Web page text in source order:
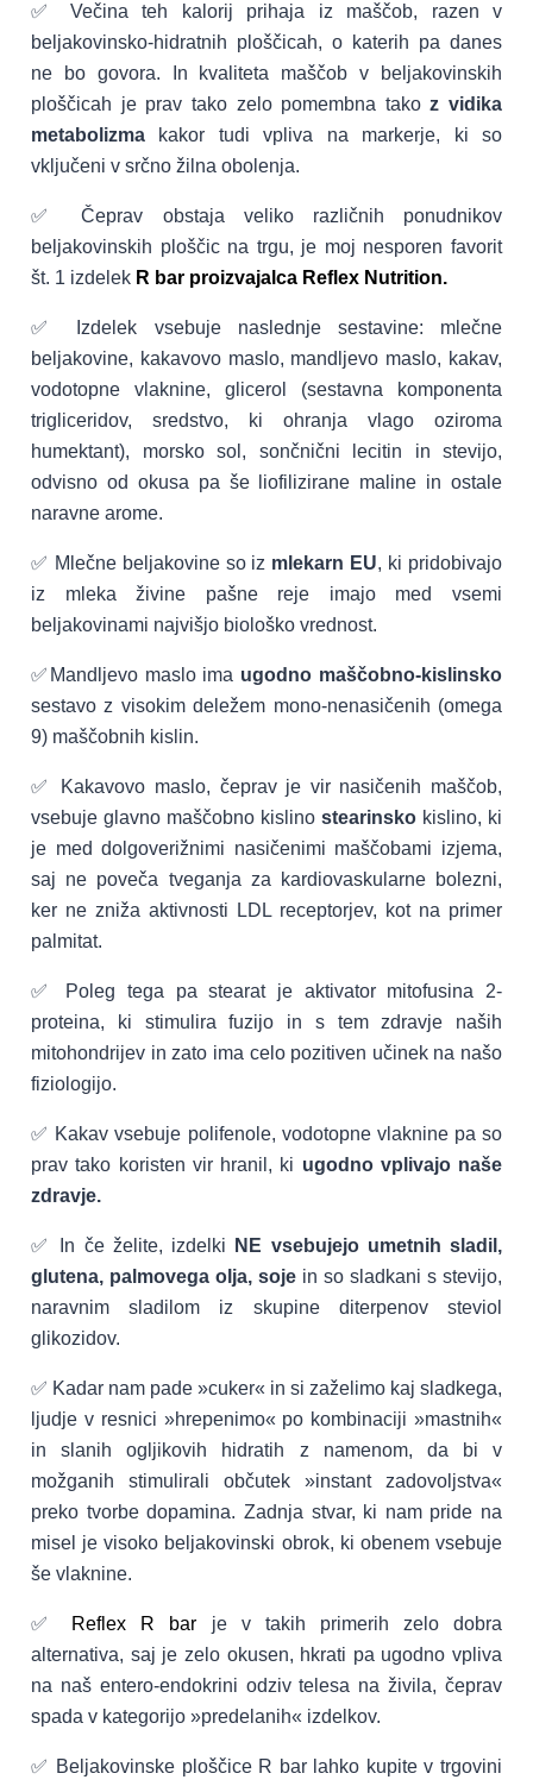
✅ Večina teh kalorij prihaja iz maščob, razen v
beljakovinsko-hidratnih ploščicah, o katerih pa danes
ne bo govora. In kvaliteta maščob v beljakovinskih
ploščicah je prav tako zelo pomembna takoz vidika
metabolizma kakor tudi vpliva na markerje, ki so
vključeni v srčno žilna obolenja.
✅ Čeprav obstaja veliko različnih ponudnikov
beljakovinskih ploščic na trgu, je moj nesporen favorit
št. 1 izdelek R bar proizvajalca Reflex Nutrition.
✅ Izdelek vsebuje naslednje sestavine: mlečne
beljakovine, kakavovo maslo, mandljevo maslo, kakav,
vodotopne vlaknine, glicerol (sestavna komponenta
trigliceridov, sredstvo, ki ohranja vlago oziroma
humektant), morsko sol, sončnični lecitin in stevijo,
odvisno od okusa pa še liofilizirane maline in ostale
naravne arome.
✅ Mlečne beljakovine so iz mlekarn EU, ki pridobivajo
iz mleka živine pašne reje imajo med vsemi
beljakovinami najvišjo biološko vrednost.
✅Mandljevo maslo ima ugodno maščobno-kislinsko
sestavo z visokim deležem mono-nenasičenih (omega
9) maščobnih kislin.
✅ Kakavovo maslo, čeprav je vir nasičenih maščob,
vsebuje glavno maščobno kislino stearinsko kislino, ki
je med dolgoverižnimi nasičenimi maščobami izjema,
saj ne poveča tveganja za kardiovaskularne bolezni,
ker ne zniža aktivnosti LDL receptorjev, kot na primer
palmitat.
✅ Poleg tega pa stearat je aktivator mitofusina 2-
proteina, ki stimulira fuzijo in s tem zdravje naših
mitohondrijev in zato ima celo pozitiven učinek na našo
fiziologijo.
✅ Kakav vsebuje polifenole, vodotopne vlaknine pa so
prav tako koristen vir hranil, ki ugodno vplivajo naše
zdravje.
✅ In če želite, izdelki
NE vsebujejo umetnih sladil,
glutena, palmovega olja, soje in so sladkani s stevijo,
naravnim sladilom iz skupine diterpenov steviol
glikozidov.
✅ Kadar nam pade »cuker« in si zaželimo kaj sladkega,
ljudje v resnici »hrepenimo« po kombinaciji »mastnih«
in slanih ogljikovih hidratih z namenom, da bi v
možganih stimulirali občutek »instant zadovoljstva«
preko tvorbe dopamina. Zadnja stvar, ki nam pride na
misel je visoko beljakovinski obrok, ki obenem vsebuje
še vlaknine.
✅ Reflex R bar je v takih primerih zelo dobra
alternativa, saj je zelo okusen, hkrati pa ugodno vpliva
na naš entero-endokrini odziv telesa na živila, čeprav
spada v kategorijo »predelanih« izdelkov.
✅ Beljakovinske ploščice R bar lahko kupite v trgovini